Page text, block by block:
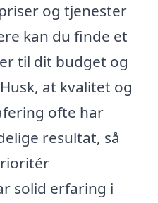
og tjenester
kan du finde et
til dit budget og
at kvalitet og
ofte har
resultat, så
solid erfaring i